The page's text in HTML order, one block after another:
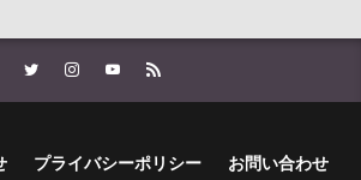
プライバシーポリシー
お問い合わせ